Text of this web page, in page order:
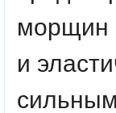
морщин
и